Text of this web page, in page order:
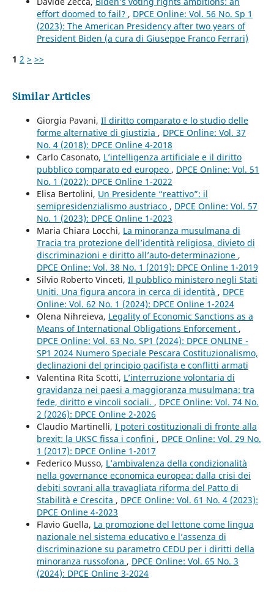
effort doomed to fail? , DPCE Online: Vol. 56 No. Sp 1
(2023): The American Presidency after two years of
President Biden (a cura di Giuseppe Franco Ferrari)
1 2 > >>
Similar Articles
Giorgia Pavani, Il diritto comparato e lo studio delle
forme alternative di giustizia , DPCE Online: Vol. 37
No. 4 (2018): DPCE Online 4-2018
Carlo Casonato, L’intelligenza artificiale e il diritto
pubblico comparato ed europeo , DPCE Online: Vol. 51
No. 1 (2022): DPCE Online 1-2022
Elisa Bertolini, Un Presidente “reattivo”: il
semipresidenzialismo austriaco , DPCE Online: Vol. 57
No. 1 (2023): DPCE Online 1-2023
Maria Chiara Locchi, La minoranza musulmana di
Tracia tra protezione dell’identità religiosa, divieto di
discriminazioni e diritto all’auto-determinazione ,
DPCE Online: Vol. 38 No. 1 (2019): DPCE Online 1-2019
Silvio Roberto Vinceti, Il pubblico ministero negli Stati
Uniti. Una figura ancora in cerca di identità , DPCE
Online: Vol. 62 No. 1 (2024): DPCE Online 1-2024
Olena Nihreieva, Legality of Economic Sanctions as a
Means of International Obligations Enforcement ,
DPCE Online: Vol. 63 No. SP1 (2024): DPCE ONLINE -
SP1 2024 Numero Speciale Pescara Costituzionalismo,
declinazioni del principio pacifista e conflitti armati
Valentina Rita Scotti, L’interruzione volontaria di
gravidanza nei paesi a maggioranza musulmana: tra
fede, diritto e vincoli sociali. , DPCE Online: Vol. 74 No.
2 (2026): DPCE Online 2-2026
Claudio Martinelli, I poteri costituzionali di fronte alla
brexit: la UKSC fissa i confini , DPCE Online: Vol. 29 No.
1 (2017): DPCE Online 1-2017
Federico Musso, L’ambivalenza della condizionalità
nella governance economica europea: dalla crisi dei
debiti sovrani alla travagliata riforma del Patto di
Stabilità e Crescita , DPCE Online: Vol. 61 No. 4 (2023):
DPCE Online 4-2023
Flavio Guella, La promozione del lettone come lingua
nazionale nel sistema educativo e l’assenza di
discriminazione su parametro CEDU per i diritti della
minoranza russofona , DPCE Online: Vol. 65 No. 3
(2024): DPCE Online 3-2024